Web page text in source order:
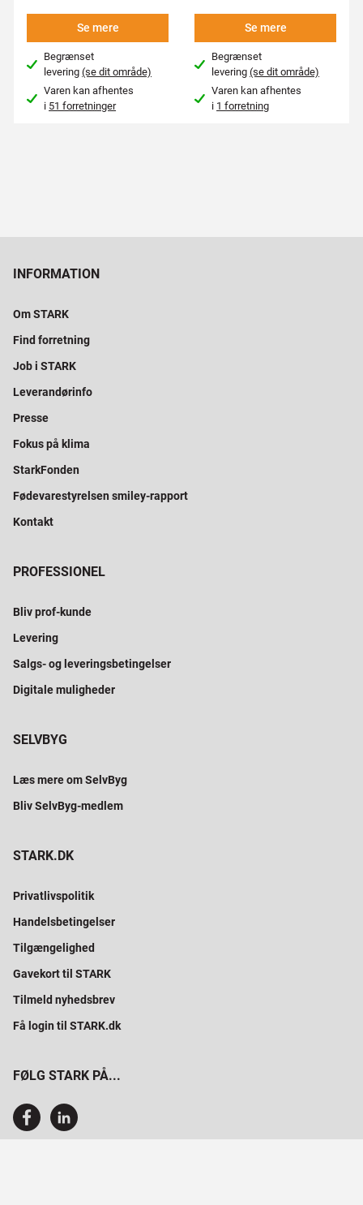
Se mere
Begrænset
levering(se dit område)
Varen kan afhentes
i 51 forretninger
Se mere
Begrænset
levering(se dit område)
Varen kan afhentes
i 1 forretning
INFORMATION
Om STARK
Find forretning
Job i STARK
Leverandørinfo
Presse
Fokus på klima
StarkFonden
Fødevarestyrelsen smiley-rapport
Kontakt
PROFESSIONEL
Bliv prof-kunde
Levering
Salgs- og leveringsbetingelser
Digitale muligheder
SELVBYG
Læs mere om SelvByg
Bliv SelvByg-medlem
STARK.DK
Privatlivspolitik
Handelsbetingelser
Tilgængelighed
Gavekort til STARK
Tilmeld nyhedsbrev
Få login til STARK.dk
FØLG STARK PÅ...